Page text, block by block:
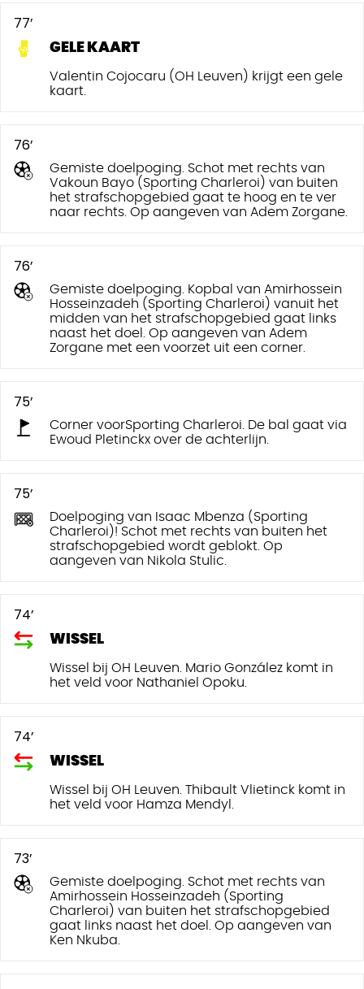
77’
GELE KAART
Valentin Cojocaru (OH Leuven) krijgt een gele
kaart.
76’
Gemiste doelpoging. Schot met rechts van
Vakoun Bayo (Sporting Charleroi) van buiten
het strafschopgebied gaat te hoog en te ver
naar rechts. Op aangeven van Adem Zorgane.
76’
Gemiste doelpoging. Kopbal van Amirhossein
Hosseinzadeh (Sporting Charleroi) vanuit het
midden van het strafschopgebied gaat links
naast het doel. Op aangeven van Adem
Zorgane met een voorzet uit een corner.
75’
Corner voorSporting Charleroi. De bal gaat via
Ewoud Pletinckx over de achterlijn.
75’
Doelpoging van Isaac Mbenza (Sporting
Charleroi)! Schot met rechts van buiten het
strafschopgebied wordt geblokt. Op
aangeven van Nikola Stulic.
74’
WISSEL
Wissel bij OH Leuven. Mario González komt in
het veld voor Nathaniel Opoku.
74’
WISSEL
Wissel bij OH Leuven. Thibault Vlietinck komt in
het veld voor Hamza Mendyl.
73’
Gemiste doelpoging. Schot met rechts van
Amirhossein Hosseinzadeh (Sporting
Charleroi) van buiten het strafschopgebied
gaat links naast het doel. Op aangeven van
Ken Nkuba.